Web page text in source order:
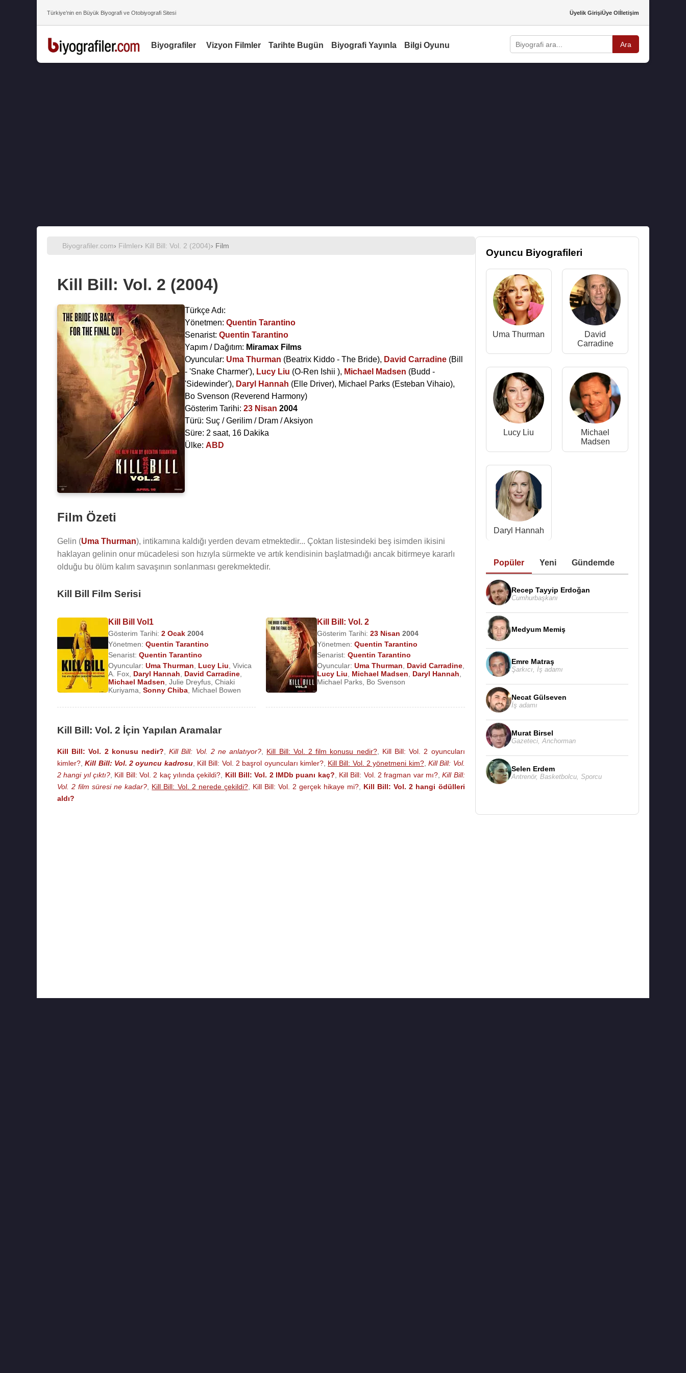
Türkiye’nin en Büyük Biyografi ve Otobiyografi Sitesi Üyelik GirişiÜye Olİletişim
Biyografiler Vizyon Filmler Tarihte Bugün Biyografi Yayınla Bilgi Oyunu Ara
Biyografiler.com› Filmler› Kill Bill: Vol. 2 (2004)› Film
Kill Bill: Vol. 2 (2004)
Türkçe Adı:
Yönetmen: Quentin Tarantino
Senarist: Quentin Tarantino
Yapım / Dağıtım: Miramax Films
Oyuncular: Uma Thurman (Beatrix Kiddo - The Bride), David Carradine (Bill
- 'Snake Charmer'), Lucy Liu (O-Ren Ishii ), Michael Madsen (Budd -
'Sidewinder'), Daryl Hannah (Elle Driver), Michael Parks (Esteban Vihaio),
Bo Svenson (Reverend Harmony)
Gösterim Tarihi: 23 Nisan 2004
Türü: Suç / Gerilim / Dram / Aksiyon
Süre: 2 saat, 16 Dakika
Ülke: ABD
Film Özeti
Gelin (Uma Thurman), intikamına kaldığı yerden devam etmektedir... Çoktan listesindeki beş isimden ikisini
haklayan gelinin onur mücadelesi son hızıyla sürmekte ve artık kendisinin başlatmadığı ancak bitirmeye kararlı
olduğu bu ölüm kalım savaşının sonlanması gerekmektedir.
Kill Bill Film Serisi
Kill Bill Vol1
Gösterim Tarihi: 2 Ocak 2004
Yönetmen: Quentin Tarantino
Senarist: Quentin Tarantino
Oyuncular: Uma Thurman Lucy Liu Vivica
A. Fox Daryl Hannah David Carradine
Michael Madsen Julie Dreyfus Chiaki
Kuriyama Sonny Chiba Michael Bowen
Kill Bill: Vol. 2
Gösterim Tarihi:23 Nisan 2004
Yönetmen:Quentin Tarantino
Senarist:Quentin Tarantino
Oyuncular:Uma Thurman David Carradine
Lucy Liu
Michael Madsen Daryl Hannah
Michael Parks Bo Svenson
Kill Bill: Vol. 2 İçin Yapılan Aramalar
Kill Bill: Vol. 2 konusu nedir? ,Kill Bill: Vol. 2 ne anlatıyor? Kill Bill: Vol. 2 film konusu nedir?, Kill Bill: Vol. 2 oyuncuları
kimler? ,Kill Bill: Vol. 2 oyuncu kadrosu, Kill Bill: Vol. 2 başrol oyuncuları kimler?, Kill Bill: Vol. 2 yönetmeni kim?, Kill Bill: Vol.
2 hangi yıl çıktı?, Kill Bill: Vol. 2 kaç yılında çekildi? Kill Bill: Vol. 2 IMDb puanı kaç? Kill Bill: Vol. 2 fragman var mı?,Kill Bill:
Vol. 2 film süresi ne kadar?
Kill Bill: Vol. 2 nerede çekildi?, Kill Bill: Vol. 2 gerçek hikaye mi?
Kill Bill: Vol. 2 hangi ödülleri
aldı?
Oyuncu Biyografileri
Uma Thurman
David
Carradine
Lucy Liu
Michael
Madsen
Daryl Hannah
Popüler Yeni Gündemde
Recep Tayyip Erdoğan
Cumhurbaşkanı
Medyum Memiş
Emre Matraş
Şarkıcı İş adamı
Necat Gülseven
İş adamı
Murat Birsel
Gazeteci, Anchorman
Selen Erdem
Antrenör, Basketbolcu, Sporcu